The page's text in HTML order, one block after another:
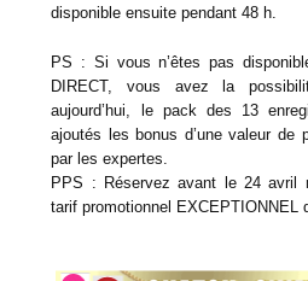
disponible ensuite pendant 48 h.
PS : Si vous n’êtes pas
DIRECT, vous avez la
aujourd’hui, le pack des 13
ajoutés les bonus d’une valeur de
par les expertes.
PPS : Réservez avant le 24 avril
tarif promotionnel EXCEPTIONNEL